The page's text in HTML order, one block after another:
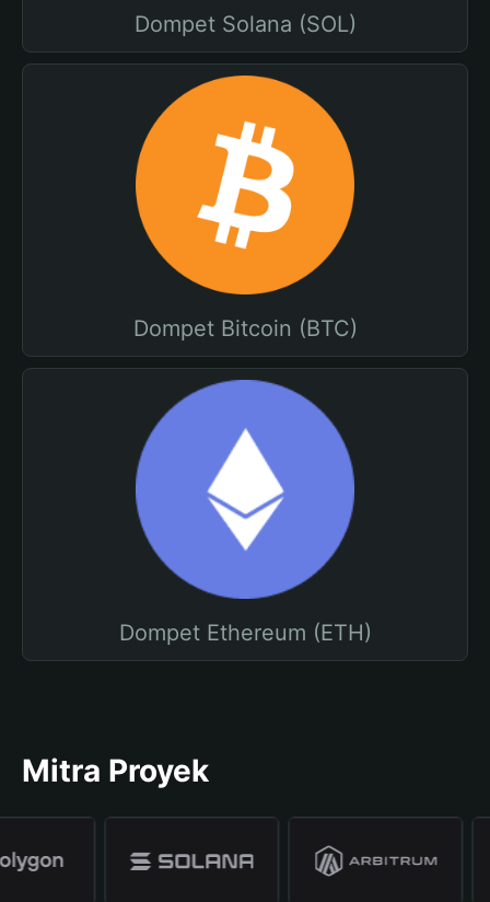
Dompet Solana (SOL)
Dompet Bitcoin (BTC)
Dompet Ethereum (ETH)
Mitra Proyek